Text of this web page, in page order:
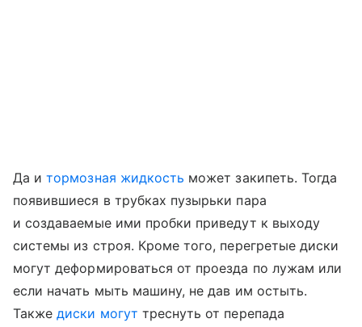
Да итормозная жидкость может закипеть. Тогда
появившиеся в трубках пузырьки пара
и создаваемые ими пробки приведут к выходу
системы из строя. Кроме того, перегретые диски
могут деформироваться от проезда по лужам или
если начать мыть машину, не дав им остыть.
Такжедиски могут треснуть от перепада